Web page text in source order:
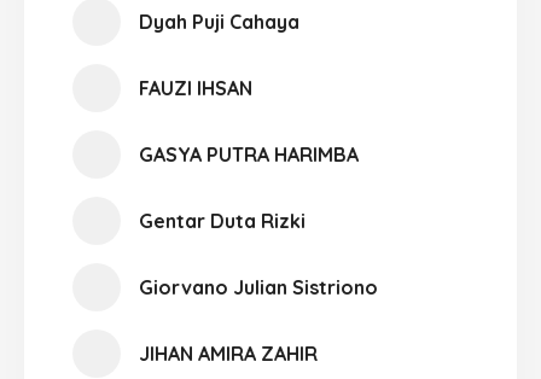
Dyah Puji Cahaya
FAUZI IHSAN
GASYA PUTRA HARIMBA
Gentar Duta Rizki
Giorvano Julian Sistriono
JIHAN AMIRA ZAHIR